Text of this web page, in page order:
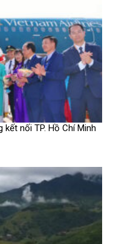
nối TP. Hồ Chí Minh